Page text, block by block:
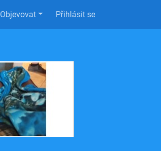
Objevovat Přihlásit se